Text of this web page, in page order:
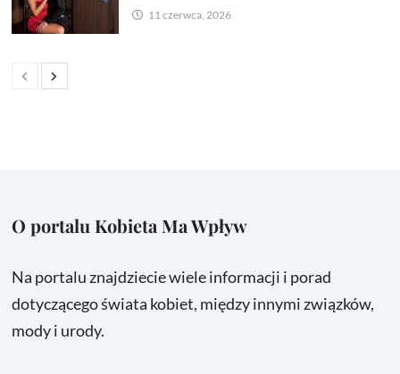
11 czerwca, 2026
O portalu Kobieta Ma Wpływ
Na portalu znajdziecie wiele informacji i porad
dotyczącego świata kobiet, między innymi związków,
mody i urody.